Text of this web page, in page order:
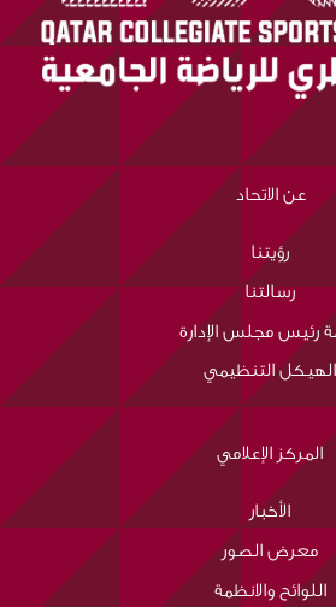
عن الاتحاد
رؤيتنا
رسالتنا
رئيس مجلس الإدارة
الهيكل التنظيمي
المركز الإعلامي
الأخبار
معرض الصور
اللوائح والانظمة